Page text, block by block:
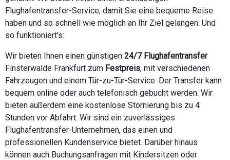
Flughafentransfer-Service, damit Sie eine bequeme Reise
haben und so schnell wie möglich an Ihr Ziel gelangen. Und
so funktioniert's:
Wir bieten Ihnen einen günstigen 24/7 Flughafentransfer
Finsterwalde Frankfurt zum Festpreis, mit verschiedenen
Fahrzeugen und einem Tür-zu-Tür-Service. Der Transfer kann
bequem online oder auch telefonisch gebucht werden. Wir
bieten außerdem eine kostenlose Stornierung bis zu 4
Stunden vor Abfahrt. Wir sind ein zuverlässiges
Flughafentransfer-Unternehmen, das einen und
professionellen Kundenservice bietet. Darüber hinaus
können auch Buchungsanfragen mit Kindersitzen oder